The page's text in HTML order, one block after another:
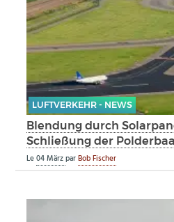
LUFTVERKEHR - NEWS
Blendung durch
Schließung der
Le04 MärzparBob Fischer